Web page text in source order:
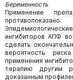
Беременность
Применение
противопоказано.
ингибиторов АПФ
сделать
вероятность
применения
терапию другим
доказанным